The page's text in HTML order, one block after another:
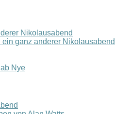
Nikolausabend
ein ganz anderer Nikolausabend
Nye